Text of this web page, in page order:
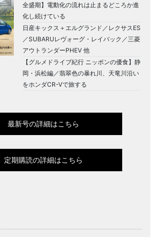
全盛期】電動化の流れは止まるどころか進
化し続けている
日産キックス＋エルグランド／レクサスES
／SUBARUレヴォーグ・レイバック／三菱
アウトランダーPHEV 他
【グルメドライブ紀行 ニッポンの優食】静
岡・浜松編／翡翠色の暴れ川、天竜川沿い
をホンダCR-Vで旅する
最新号の詳細はこちら
定期購読の詳細はこちら